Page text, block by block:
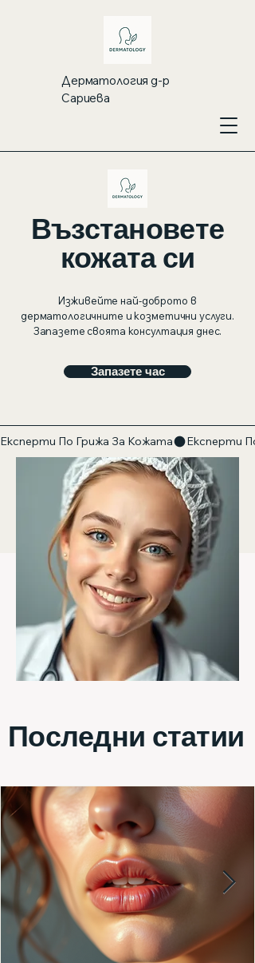
Дерматология д-р
Сариева
Възстановете
кожата си
Изживейте най-доброто в
дерматологичните и козметични услуги.
Запазете своята консултация днес.
Запазете час
Експерти По Грижа За Кожата
Последни статии